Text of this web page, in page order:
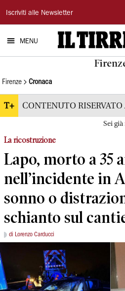
Il
Tirreno
Iscriviti alle Newsletter
MENU
Firenze Cronaca
T+ CONTENUTO
Sei
La ricostruzione
Lapo, morto a 35
nell’incidente in
sonno o
schianto sul
di Lorenzo Carducci